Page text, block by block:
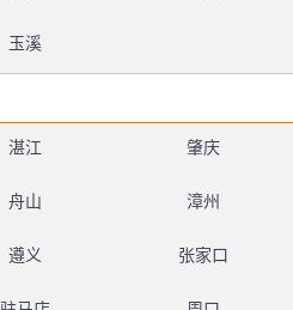
玉溪
湛江 肇庆
舟山 漳州
遵义 张家口